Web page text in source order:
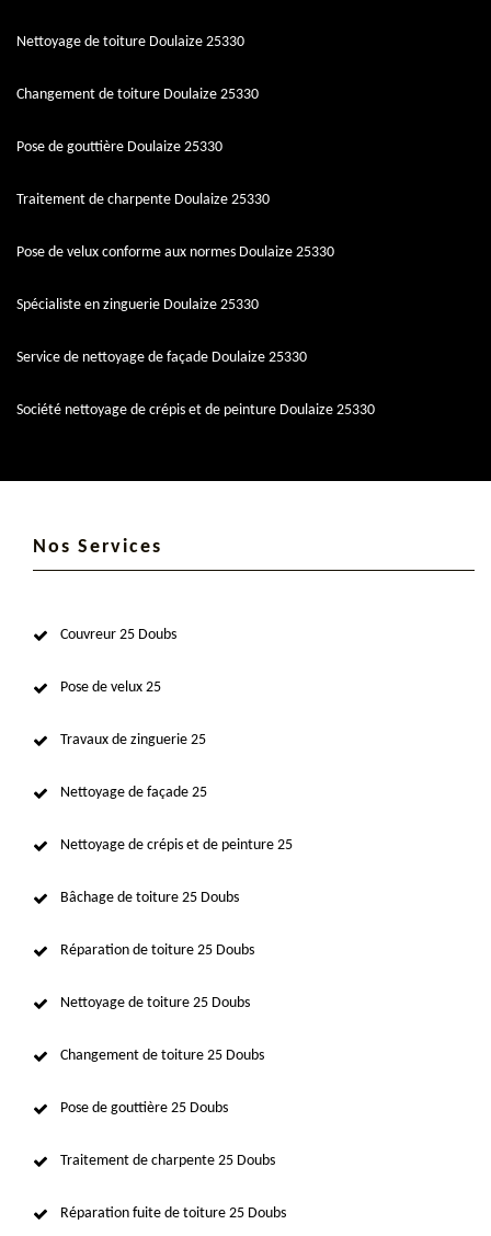
Nettoyage de toiture Doulaize 25330
Changement de toiture Doulaize 25330
Pose de gouttière Doulaize 25330
Traitement de charpente Doulaize 25330
Pose de velux conforme aux normes Doulaize 25330
Spécialiste en zinguerie Doulaize 25330
Service de nettoyage de façade Doulaize 25330
Société nettoyage de crépis et de peinture Doulaize 25330
Nos Services
Couvreur 25 Doubs
Pose de velux 25
Travaux de zinguerie 25
Nettoyage de façade 25
Nettoyage de crépis et de peinture 25
Bâchage de toiture 25 Doubs
Réparation de toiture 25 Doubs
Nettoyage de toiture 25 Doubs
Changement de toiture 25 Doubs
Pose de gouttière 25 Doubs
Traitement de charpente 25 Doubs
Réparation fuite de toiture 25 Doubs